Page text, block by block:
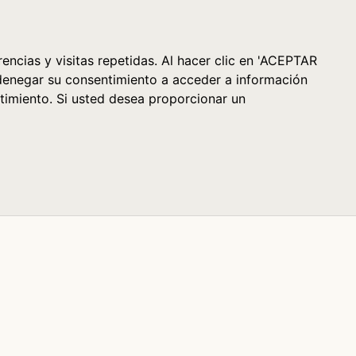
y visitas repetidas. Al hacer clic en 'ACEPTAR
su consentimiento a acceder a información
Si usted desea proporcionar un